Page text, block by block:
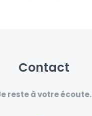
Contact
reste à votre écoute.